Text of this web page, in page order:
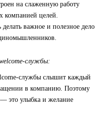
на слаженную работу
компанией целей.
важное и полезное дело
службы:
службы слышит каждый
в компанию. Поэтому
— это улыбка и желание